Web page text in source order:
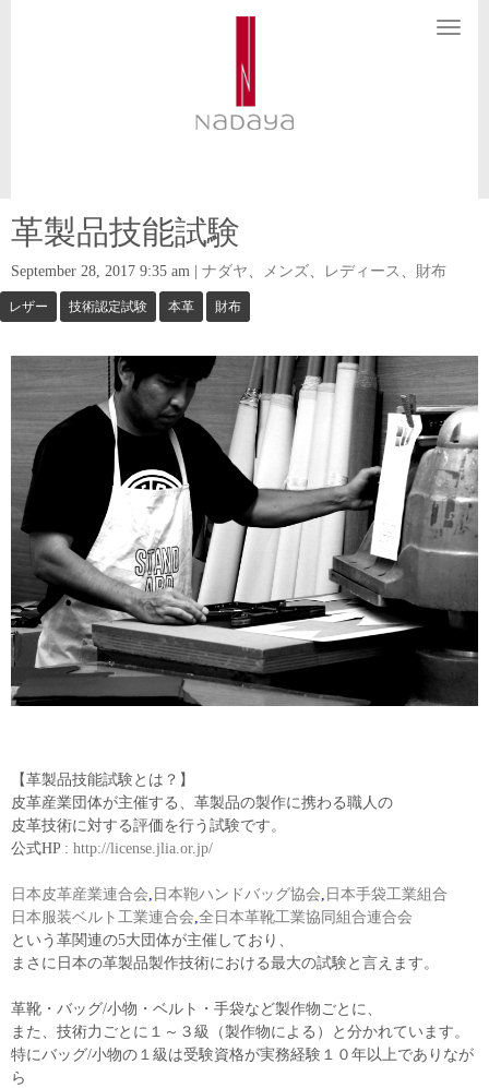
N
革製品技能試験
September 28, 2017 9:35 am ナダヤ メンズ レディース 財布
レザー 技術認定試験 本革 財布
【革製品技能試験とは？】
皮革産業団体が主催する、革製品の製作に携わる職人の
皮革技術に対する評価を行う試験です。
公式HP : http://license.jlia.or.jp/
日本皮革産業連合会, 日本鞄ハンドバッグ協会, 日本手袋工業組合
日本服装ベルト工業連合会,全日本革靴工業協同組合連合会
という革関連の5大団体が主催しており、
まさに日本の革製品製作技術における最大の試験と言えます。
革靴・バッグ/小物・ベルト・手袋など製作物ごとに、
また、技術力ごとに１～３級（製作物による）と分かれています。
特にバッグ/小物の１級は受験資格が実務経験１０年以上でありなが
ら